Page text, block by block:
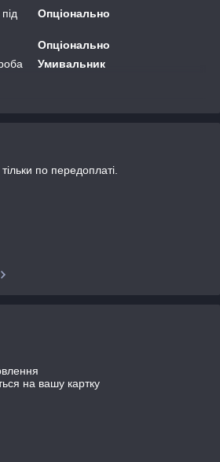
Опціонально
Опціонально
Умивальник
по передоплаті.
на вашу картку